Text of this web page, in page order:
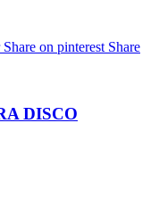
Share on pinterest Share
DISCO